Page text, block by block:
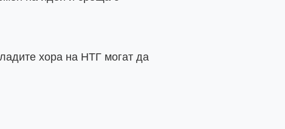
хора на НТГ могат да